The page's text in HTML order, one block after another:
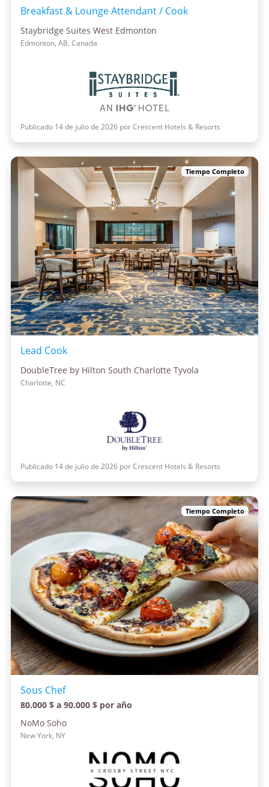
Breakfast & Lounge Attendant / Cook
Staybridge Suites West Edmonton
Edmonton, AB, Canada
Publicado 14 de julio de 2026 por Crescent Hotels & Resorts
Tiempo Completo
Lead Cook
DoubleTree by Hilton South Charlotte Tyvola
Charlotte, NC
Publicado 14 de julio de 2026 por Crescent Hotels & Resorts
Tiempo Completo
Sous Chef
80.000 $ a 90.000 $ por año
NoMo Soho
New York, NY